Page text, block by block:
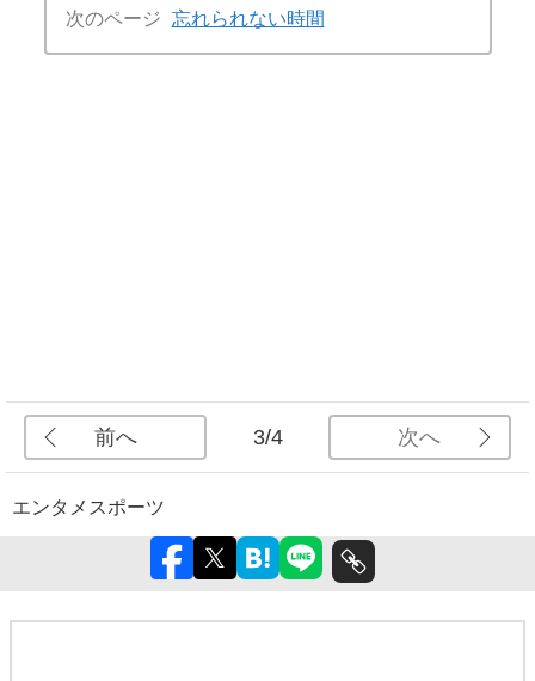
次のページ 忘れられない時間
前へ 3/4 次へ
エンタメ スポーツ